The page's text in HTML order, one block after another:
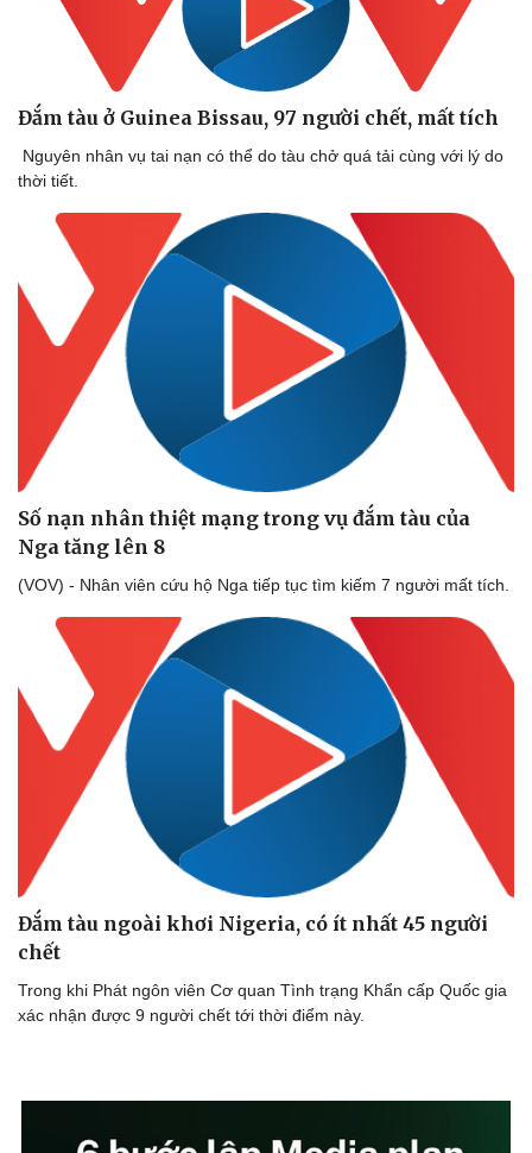
Đắm tàu ở Guinea Bissau, 97 người chết, mất tích
Nguyên nhân vụ tai nạn có thể do tàu chở quá tải cùng với lý do
thời tiết.
Số nạn nhân thiệt mạng trong vụ đắm tàu của
Nga tăng lên 8
(VOV) - Nhân viên cứu hộ Nga tiếp tục tìm kiếm 7 người mất tích.
Đắm tàu ngoài khơi Nigeria, có ít nhất 45 người
chết
Trong khi Phát ngôn viên Cơ quan Tình trạng Khẩn cấp Quốc gia
xác nhận được 9 người chết tới thời điểm này.